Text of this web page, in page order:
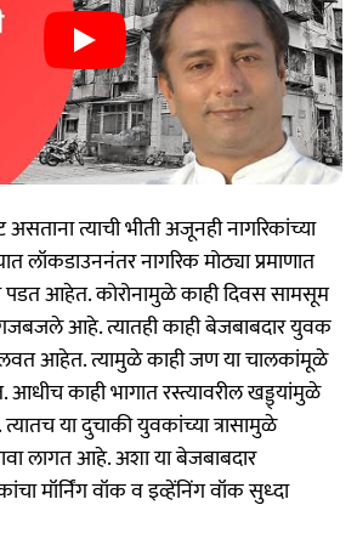
त्याची भीती अजूनही नागरिकांच्या
लॉकडाउननंतर नागरिक मोठ्या प्रमाणात
पडत आहेत. कोरोनामुळे काही दिवस सामसूम
आहे. त्यातही काही बेजबाबदार युवक
आहेत. त्यामुळे काही जण या चालकांमूळे
काही भागात रस्त्यावरील खड्ड्यांमुळे
या दुचाकी युवकांच्या त्रासामुळे
लागत आहे. अशा या बेजबाबदार
मॉर्निंग वॉक व इव्हेंनिंग वॉक सुध्दा